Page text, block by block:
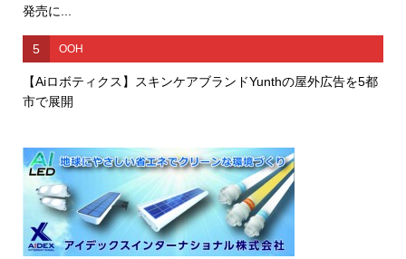
発売に...
5 OOH
【Aiロボティクス】スキンケアブランドYunthの屋外広告を5都
市で展開